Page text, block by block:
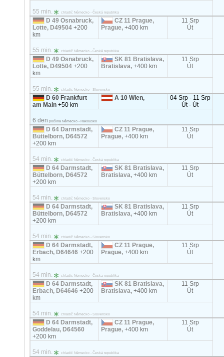
55 min. chladič Německo - Česká republika
D 49 Osnabruck,
Lotte, D49504+200
km
CZ 11 Prague,
Prague,+400 km
11 Srp
Út
55 min. chladič Německo - Česká republika
D 49 Osnabruck,
Lotte, D49504+200
km
SK 81 Bratislava,
Bratislava,+400 km
11 Srp
Út
55 min. chladič Německo - Slovensko
D 60 Frankfurt
am Main+50 km
A 10 Wien,
04 Srp - 11 Srp
Út - Út
6 den plošina Německo - Rakousko
D 64 Darmstadt,
Büttelborn, D64572
+200 km
CZ 11 Prague,
Prague,+400 km
11 Srp
Út
54 min. chladič Německo - Česká republika
D 64 Darmstadt,
Büttelborn, D64572
+200 km
SK 81 Bratislava,
Bratislava,+400 km
11 Srp
Út
54 min. chladič Německo - Slovensko
D 64 Darmstadt,
Büttelborn, D64572
+200 km
SK 81 Bratislava,
Bratislava,+400 km
11 Srp
Út
54 min. chladič Německo - Slovensko
D 64 Darmstadt,
Erbach, D64646+200
km
CZ 11 Prague,
Prague,+400 km
11 Srp
Út
54 min. chladič Německo - Česká republika
D 64 Darmstadt,
Erbach, D64646+200
km
SK 81 Bratislava,
Bratislava,+400 km
11 Srp
Út
54 min. chladič Německo - Slovensko
D 64 Darmstadt,
Goddelau, D64560
+200 km
CZ 11 Prague,
Prague,+400 km
11 Srp
Út
54 min. chladič Německo - Česká republika